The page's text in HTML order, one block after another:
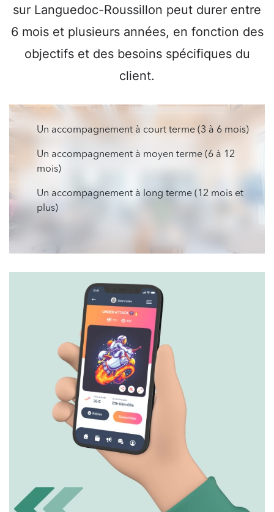
sur Languedoc-Roussillon peut durer entre
6 mois et plusieurs années, en fonction des
objectifs et des besoins spécifiques du
client.
Un accompagnement à court terme (3 à 6 mois)
Un accompagnement à moyen terme (6 à 12
mois)
Un accompagnement à long terme (12 mois et
plus)